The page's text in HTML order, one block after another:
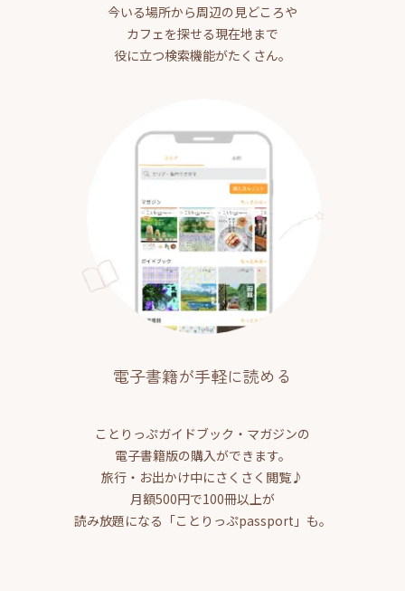
今いる場所から周辺の見どころや
カフェを探せる現在地まで
役に立つ検索機能がたくさん。
電子書籍が手軽に読める
ことりっぷガイドブック・マガジンの
電子書籍版の購入ができます。
旅行・お出かけ中にさくさく閲覧♪
月額500円で100冊以上が
読み放題になる「ことりっぷpassport」も。